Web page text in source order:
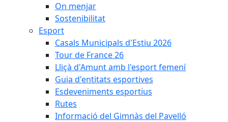
On menjar
Sostenibilitat
Esport
Casals Municipals d'Estiu 2026
Tour de France 26
Lliçà d'Amunt amb l'esport femení
Guia d'entitats esportives
Esdeveniments esportius
Rutes
Informació del Gimnàs del Pavelló